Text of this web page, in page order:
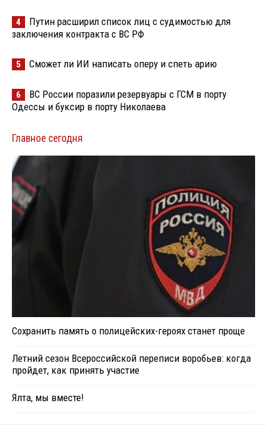
4
Путин расширил список лиц с судимостью для
заключения контракта с ВС РФ
5 Сможет ли ИИ написать оперу и спеть арию
6
ВС России поразили резервуары с ГСМ в порту
Одессы и буксир в порту Николаева
Главное сегодня
Сохранить память о полицейских-героях станет проще
Летний сезон Всероссийской переписи воробьев: когда
пройдет, как принять участие
Ялта, мы вместе!